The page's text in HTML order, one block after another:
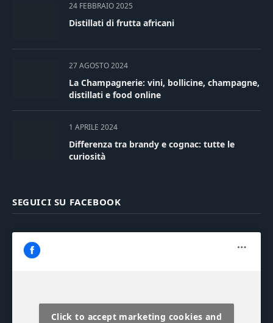
24 FEBBRAIO 2025
Distillati di frutta africani
27 AGOSTO 2024
La Champagnerie: vini, bollicine, champagne,
distillati e food online
1 APRILE 2024
Differenza tra brandy e cognac: tutte le
curiosità
SEGUICI SU FACEBOOK
Click to accept marketing cookies and